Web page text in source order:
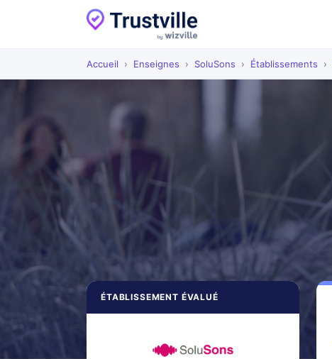
Accueil › Enseignes › SoluSons › Établissements ›
ÉTABLISSEMENT ÉVALUÉ